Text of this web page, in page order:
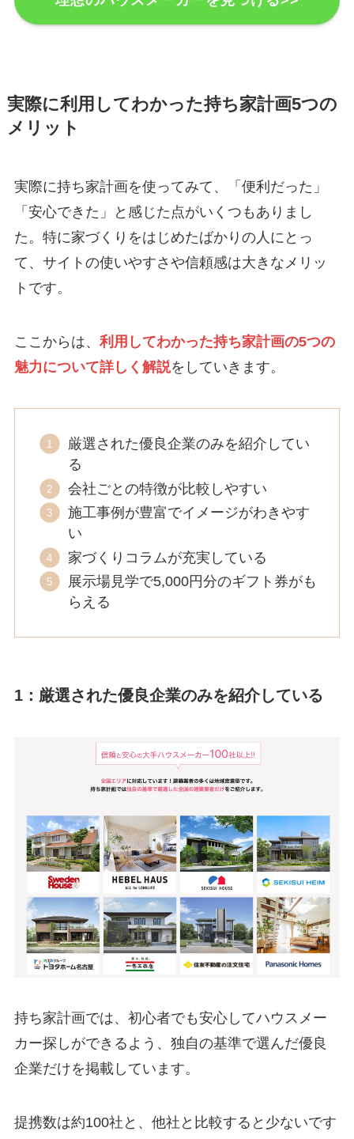
実際に利用してわかった持ち家計画5つの
メリット
実際に持ち家計画を使ってみて、「便利だった」
「安心できた」と感じた点がいくつもありまし
た。特に家づくりをはじめたばかりの人にとっ
て、サイトの使いやすさや信頼感は大きなメリッ
トです。
ここからは、 利用してわかった持ち家計画の5つの
魅力について詳しく解説をしていきます。
厳選された優良企業のみを紹介してい
る
会社ごとの特徴が比較しやすい
施工事例が豊富でイメージがわきやす
い
家づくりコラムが充実している
展示場見学で5,000円分のギフト券がも
らえる
1：厳選された優良企業のみを紹介している
持ち家計画では、初心者でも安心してハウスメー
カー探しができるよう、独自の基準で選んだ優良
企業だけを掲載しています。
提携数は約100社と、他社と比較すると少ないです